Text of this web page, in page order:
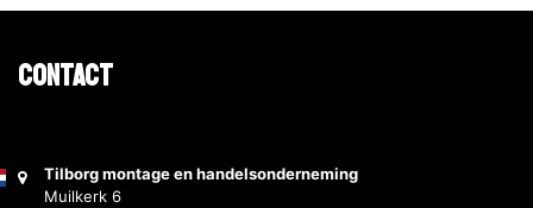
Contact
Tilborg montage en handelsonderneming
Muilkerk 6